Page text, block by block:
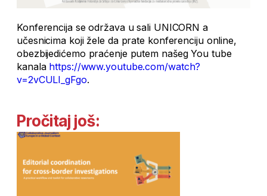
Konferencija se održava u sali UNICORN a
učesnicima koji žele da prate konferenciju online,
obezbijedićemo praćenje putem našeg You tube
kanala https://www.youtube.com/watch?
v=2vCULI_gFgo.
Pročitaj još: